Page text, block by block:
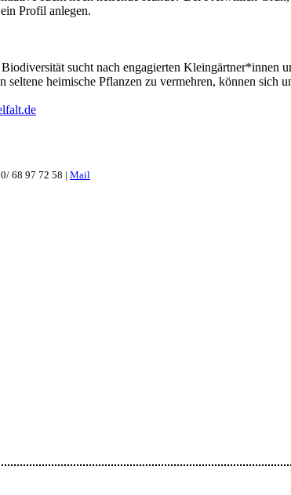
Profil anlegen.
sucht nach engagierten Kleingärtner*innen
heimische Pflanzen zu vermehren, können sich
68 97 72 58 | Mail